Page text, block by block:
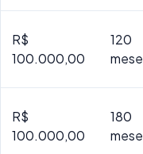
R$
100.000,00
120
R$
100.000,00
180